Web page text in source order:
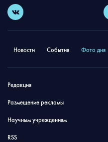
Новости События Фото дня
Редакция
Размещение рекламы
Научным учреждениям
RSS